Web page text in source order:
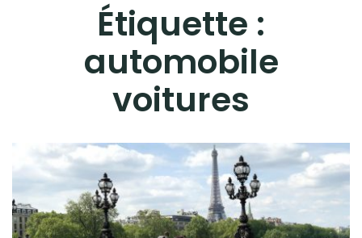
Étiquette :
automobile
voitures